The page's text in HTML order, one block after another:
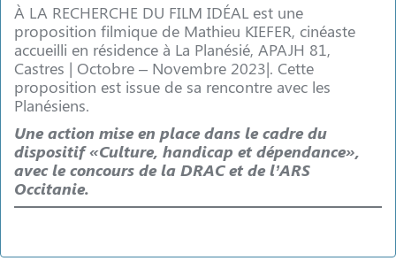
À LA RECHERCHE DU FILM IDÉAL est une
proposition filmique de Mathieu KIEFER, cinéaste
accueilli en résidence à La Planésié, APAJH 81,
Castres | Octobre – Novembre 2023|. Cette
proposition est issue de sa rencontre avec les
Planésiens.
Une action mise en place dans le cadre du
dispositif «Culture, handicap et dépendance»,
avec le concours de la DRAC et de l’ARS
Occitanie.